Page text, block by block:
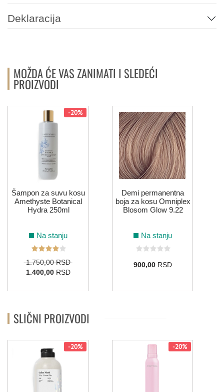
Deklaracija
MOŽDA ĆE VAS ZANIMATI I SLEDEĆI
PROIZVODI
-20%
Šampon za suvu kosu
Amethyste Botanical
Hydra 250ml
Na stanju
1.750,00 RSD
1.400,00RSD
Demi permanentna
boja za kosu Omniplex
Blosom Glow 9.22
Na stanju
900,00RSD
SLIČNI PROIZVODI
-20% -20%